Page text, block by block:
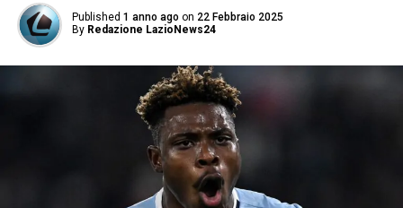
Published 1 anno ago on 22 Febbraio 2025
By Redazione LazioNews24